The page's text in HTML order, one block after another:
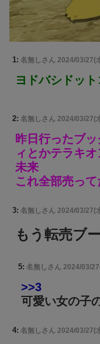
1: 名無しさん 2024/03/27(
ヨドバシドッ
2: 名無しさん 2024/03/27(
昨日行ったブ
ィとかテラキ
未来
これ全部売って
3: 名無しさん 2024/03/27(
もう転売ブ
5: 名無しさん 2024/03/
>>3
可愛い女の子
4: 名無しさん 2024/03/27(